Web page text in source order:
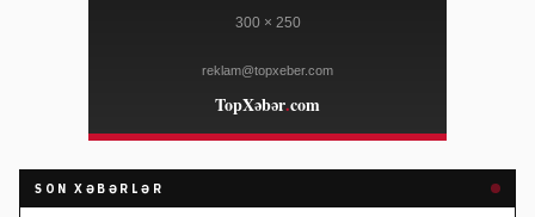
SON XƏBƏRLƏR